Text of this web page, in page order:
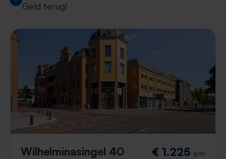
Geld terug!
Wilhelminasingel 40 € 1.225 p/m